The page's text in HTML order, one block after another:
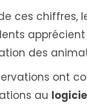
ces chiffres,
des
ont
au